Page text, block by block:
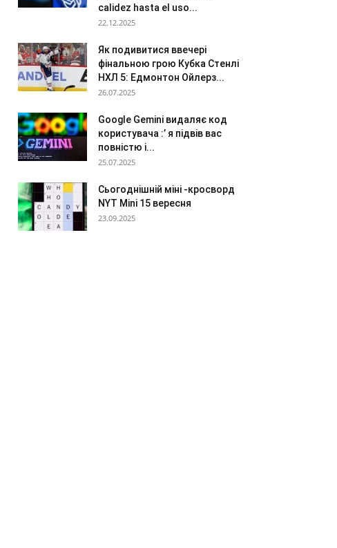
calidez hasta el uso...
22.12.2025
Як подивитися ввечері
фінальною грою Кубка Стенлі
НХЛ 5: Едмонтон Ойлерз...
26.07.2025
Google Gemini видаляє код
користувача :’ я підвів вас
повністю і...
25.07.2025
Сьогоднішній міні -кросворд
NYT Mini 15 вересня
23.09.2025